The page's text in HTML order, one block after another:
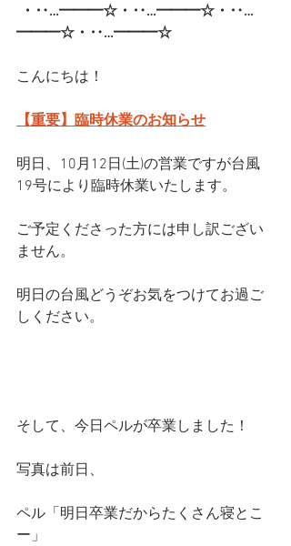
・‥…━━━☆・‥…━━━☆・‥…
━━━☆・‥…━━━☆
こんにちは！
【重要】臨時休業のお知らせ
明日、10月12日(土)の営業ですが台風
19号により臨時休業いたします。
ご予定くださった方には申し訳ござい
ません。
明日の台風どうぞお気をつけてお過ご
しください。
そして、今日ペルが卒業しました！
写真は前日、
ペル「明日卒業だからたくさん寝とこ
ー」